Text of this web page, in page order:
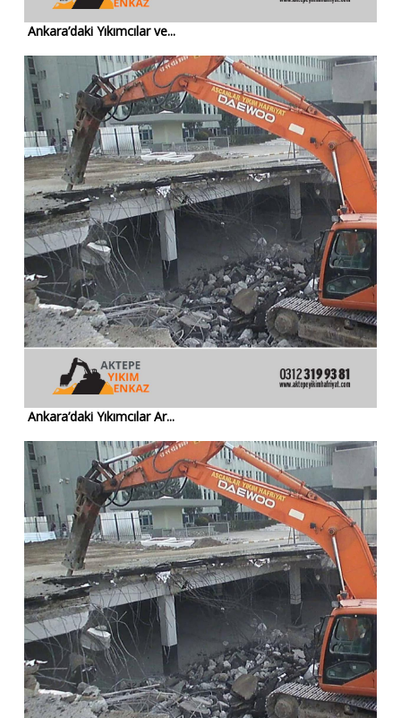
Ankara’daki Yıkımcılar ve...
Ankara’daki Yıkımcılar Ar...